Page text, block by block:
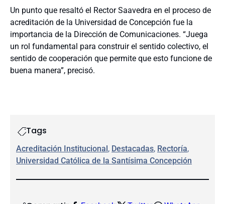
Un punto que resaltó el Rector Saavedra en el proceso de
acreditación de la Universidad de Concepción fue la
importancia de la Dirección de Comunicaciones. “Juega
un rol fundamental para construir el sentido colectivo, el
sentido de cooperación que permite que esto funcione de
buena manera”, precisó.
Tags
Acreditación Institucional, Destacadas, Rectoría
Universidad Católica de la Santísima Concepción